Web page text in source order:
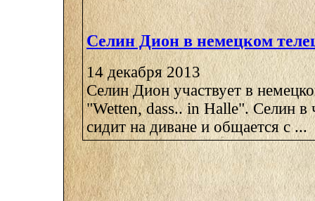
Селин Дион в немецком
14 декабря 2013
Селин Дион участвует в
"Wetten, dass.. in Halle". Селин в
сидит на диване и общается с ...